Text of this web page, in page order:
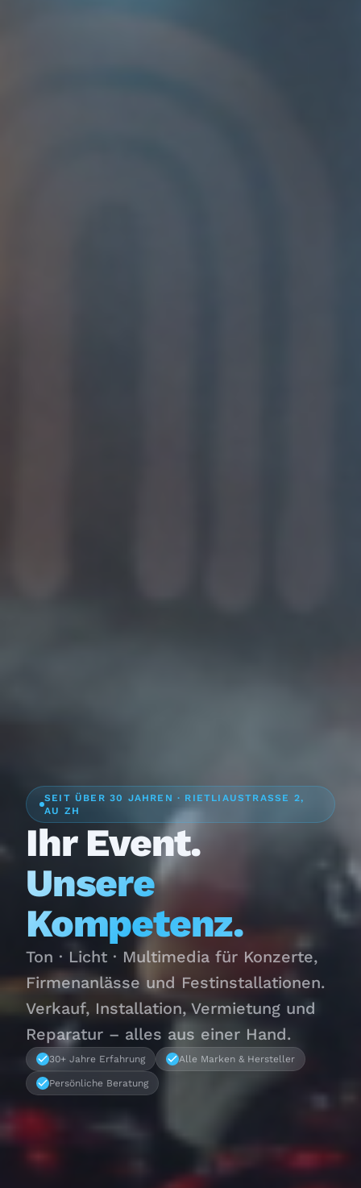
SEIT ÜBER 30 JAHREN · RIETLIAUSTRASSE 2,
AU ZH
Ihr Event.
Unsere
Kompetenz.
Ton · Licht · Multimedia für Konzerte,
Firmenanlässe und Festinstallationen.
Verkauf, Installation, Vermietung und
Reparatur – alles aus einer Hand.
30+ Jahre Erfahrung Alle Marken & Hersteller
Persönliche Beratung